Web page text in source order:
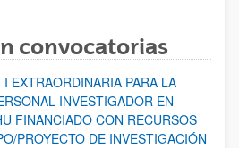
convocatorias
EXTRAORDINARIA PARA LA
INVESTIGADOR EN
FINANCIADO CON RECURSOS
PROYECTO DE INVESTIGACIÓN